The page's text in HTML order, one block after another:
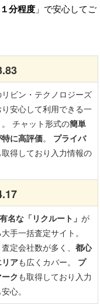
１分程度 」で安心してご